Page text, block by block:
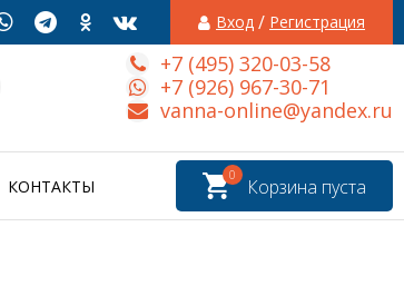
Вход / Регистрация
+7 (495) 320-03-58
+7 (926) 967-30-71
vanna-online@yandex.ru
Корзина пуста
0
КОНТАКТЫ